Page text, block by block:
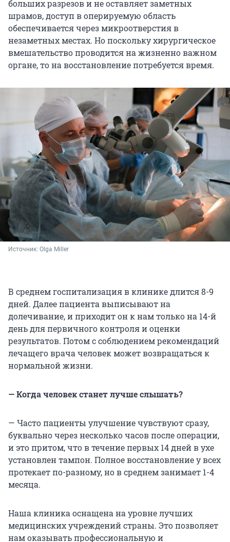
больших разрезов и не оставляет заметных
шрамов, доступ в оперируемую область
обеспечивается через микроотверстия в
незаметных местах. Но поскольку хирургическое
вмешательство проводится на жизненно важном
органе, то на восстановление потребуется время.
Источник: Olga Miller
В среднем госпитализация в клинике длится 8-9
дней. Далее пациента выписывают на
долечивание, и приходит он к нам только на 14-й
день для первичного контроля и оценки
результатов. Потом с соблюдением рекомендаций
лечащего врача человек может возвращаться к
нормальной жизни.
— Когда человек станет лучше слышать?
— Часто пациенты улучшение чувствуют сразу,
буквально через несколько часов после операции,
и это притом, что в течение первых 14 дней в ухе
установлен тампон. Полное восстановление у всех
протекает по-разному, но в среднем занимает 1-4
месяца.
Наша клиника оснащена на уровне лучших
медицинских учреждений страны. Это позволяет
нам оказывать профессиональную и